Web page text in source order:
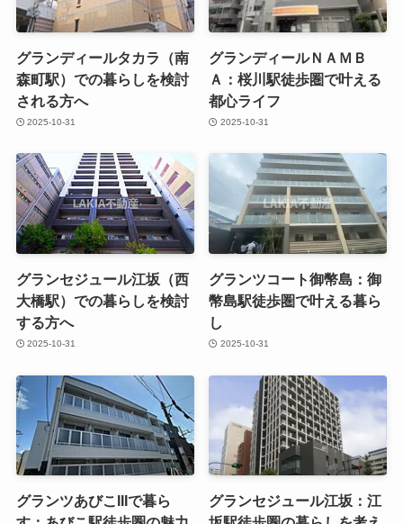
グランディールタカラ（南
森町駅）での暮らしを検討
される方へ
2025-10-31
グランディールＮＡＭＢ
Ａ：桜川駅徒歩圏で叶える
都心ライフ
2025-10-31
グランセジュール江坂（西
大橋駅）での暮らしを検討
する方へ
2025-10-31
グランツコート御幣島：御
幣島駅徒歩圏で叶える暮ら
し
2025-10-31
グランツあびこIIIで暮ら
グランセジュール江坂：江